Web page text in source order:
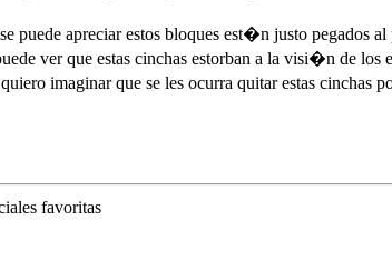
puede apreciar estos bloques est�n justo
ver que estas cinchas estorban a la visi�n de
quiero imaginar que se les ocurra quitar estas
favoritas